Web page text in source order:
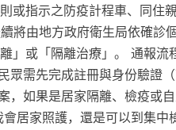
或指示之防疫計程車、同住
將由地方政府衛生局依確診
」或「隔離治療」。 通報流
眾需先完成註冊與身份驗證
，如果是居家隔離、檢疫或
居家照護，還是可以到集中